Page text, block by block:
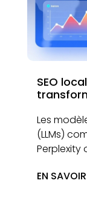
SEO
Les
(LLMs)
Perplexity
EN